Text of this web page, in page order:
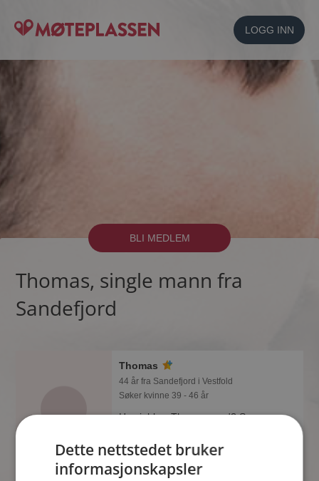
LOGG INN
BLI MEDLEM
Thomas, single mann fra
Sandefjord
Thomas
44 år fra Sandefjord i Vestfold
Søker kvinne 39 - 46 år
Hva jobber Thomas med? Som
alle mulige detaljer om de single.
Dette nettstedet bruker
informasjonskapsler